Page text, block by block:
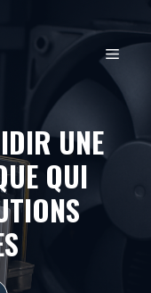
UNE
QUI